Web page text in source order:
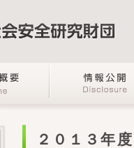
２０１３年